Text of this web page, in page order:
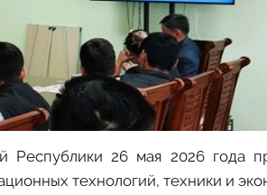
Республики 26 мая 2026 года
технологий, техники и